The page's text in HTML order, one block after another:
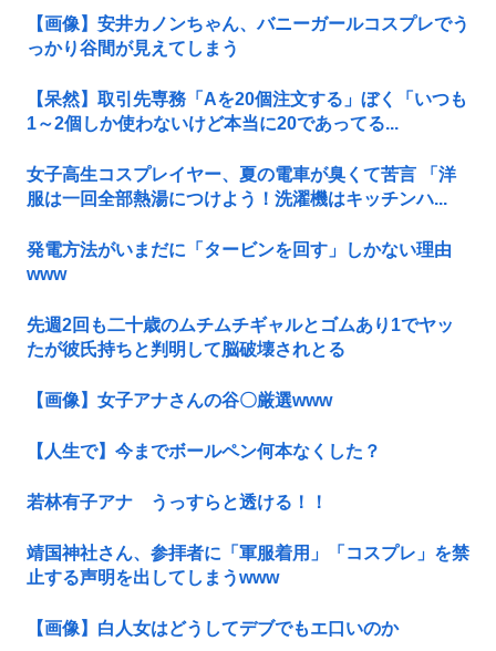
【画像】安井カノンちゃん、バニーガールコスプレでう
っかり谷間が見えてしまう
【呆然】取引先専務「Aを20個注文する」ぼく「いつも
1～2個しか使わないけど本当に20であってる...
女子高生コスプレイヤー、夏の電車が臭くて苦言 「洋
服は一回全部熱湯につけよう！洗濯機はキッチンハ...
発電方法がいまだに「タービンを回す」しかない理由
www
先週2回も二十歳のムチムチギャルとゴムあり1でヤッ
たが彼氏持ちと判明して脳破壊されとる
【画像】女子アナさんの谷〇厳選www
【人生で】今までボールペン何本なくした？
若林有子アナ うっすらと透ける！！
靖国神社さん、参拝者に「軍服着用」「コスプレ」を禁
止する声明を出してしまうwww
【画像】白人女はどうしてデブでもエ口いのか